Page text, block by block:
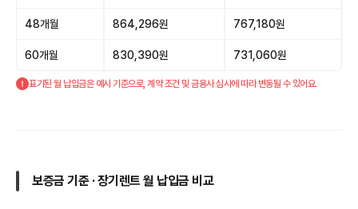
48개월 864,296원 767,180원
60개월 830,390원 731,060원
표기된 월 납입금은 예시 기준으로, 계약 조건 및 금융사 심사에 따라 변동될 수 있어요.
보증금 기준 · 장기렌트 월 납입금 비교